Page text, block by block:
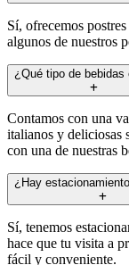
Sí, ofrecemos
algunos de nuestros
¿Qué tipo de bebidas
Contamos con una
italianos y deliciosas
con una de nuestras
¿Hay
Sí, tenemos
hace que tu visita a
fácil y conveniente.